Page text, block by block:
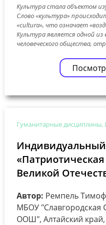
Культура стала объектом
Слово «культура»
«cultura», что означает
Культура является одной
человеческого общества,
Гуманитарные дисциплины,
Индивидуальный
Великой
Автор: Ремпель
МБОУ
ООШ", Алтайский край,